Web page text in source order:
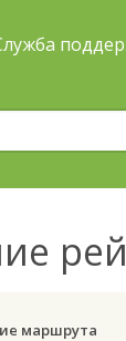
маршрута